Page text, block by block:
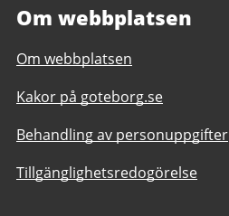
Om webbplatsen
Om webbplatsen
Kakor på goteborg.se
Behandling av personuppgifter
Tillgänglighetsredogörelse